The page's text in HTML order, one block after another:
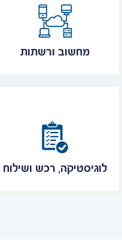
מחשוב ורשתות
לוגיסטיקה, רכש ושילוח